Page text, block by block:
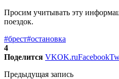
Просим учитывать эту
поездок.
#брест#остановка
4
Поделится VKOK.ruFacebook
Предыдущая запись